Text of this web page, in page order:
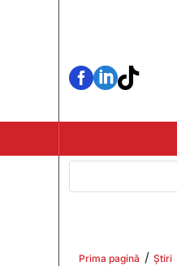

Prima pagină / Știri